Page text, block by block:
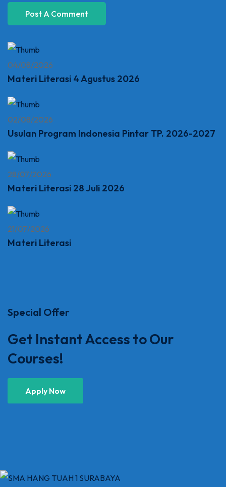
04/08/2026
Materi Literasi 4 Agustus 2026
02/08/2026
Usulan Program Indonesia Pintar TP. 2026-2027
28/07/2026
Materi Literasi 28 Juli 2026
21/07/2026
Materi Literasi
Special Offer
Get Instant Access to Our
Courses!
Apply Now